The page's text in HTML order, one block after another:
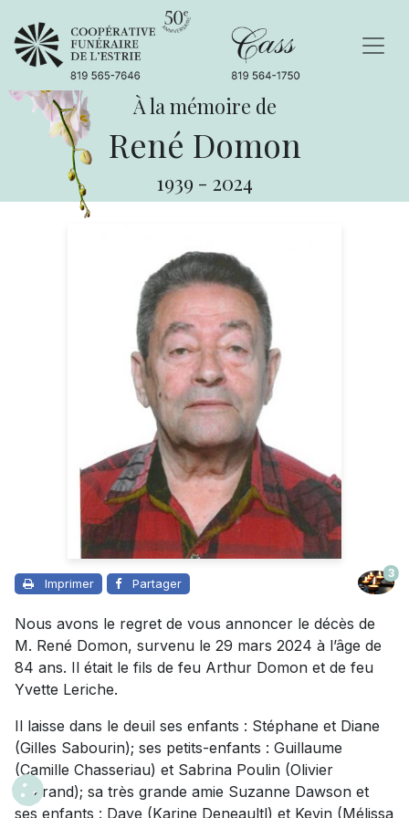
À la mémoire de
René Domon
1939 - 2024
Imprimer Partager
3
Nous avons le regret de vous annoncer le décès de
M. René Domon, survenu le 29 mars 2024 à l’âge de
84 ans. Il était le fils de feu Arthur Domon et de feu
Yvette Leriche.
Il laisse dans le deuil ses enfants : Stéphane et Diane
(Gilles Sabourin); ses petits-enfants : Guillaume
(Camille Chasseriau) et Sabrina Poulin (Olivier
Pharand); sa très grande amie Suzanne Dawson et
ses enfants : Dave (Karine Deneaultl) et Kevin (Mélissa